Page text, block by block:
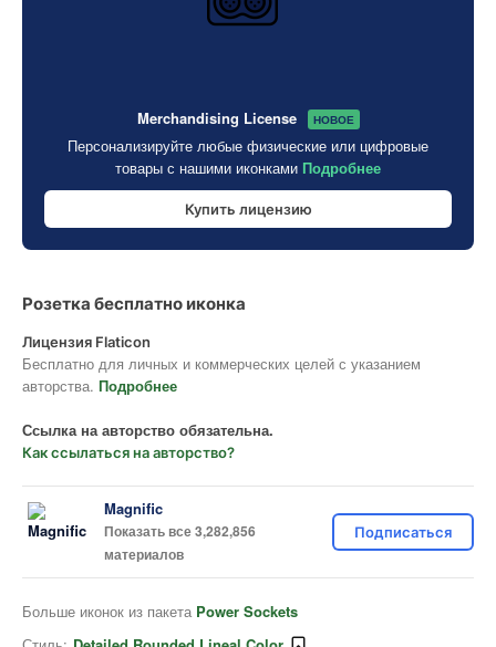
Merchandising License НОВОЕ
Персонализируйте любые физические или цифровые
товары с нашими иконками Подробнее
Купить лицензию
Розетка бесплатно иконка
Лицензия Flaticon
Бесплатно для личных и коммерческих целей с указанием
авторства. Подробнее
Ссылка на авторство обязательна.
Как ссылаться на авторство?
Magnific
Показать все 3,282,856
материалов
Подписаться
Больше иконок из пакета Power Sockets